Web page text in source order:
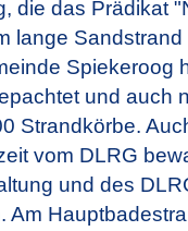
die das Prädikat
lange
Spiekeroog
und auch
Strandkörbe.
vom DLRG
und des
Am